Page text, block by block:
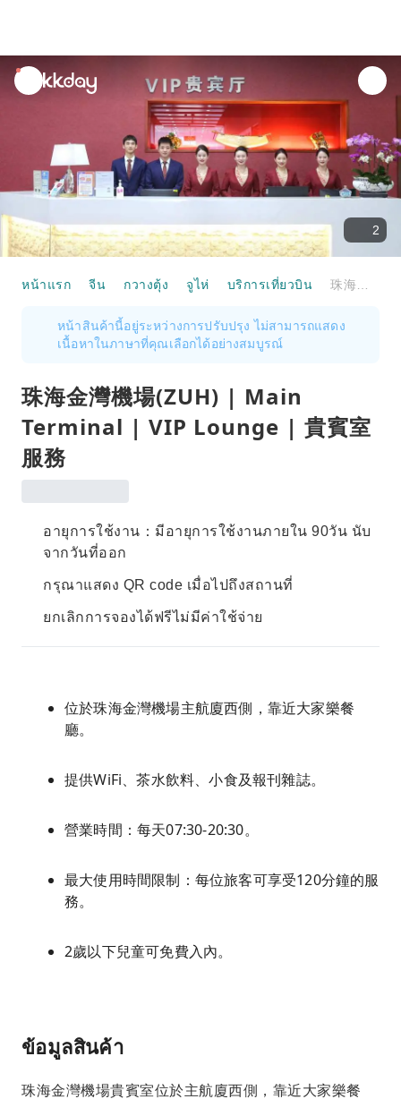
unread
notifications
2
หน้าแรก จีน กวางตุ้ง จูไห่ บริการเที่ยวบิน
หน้าสินค้านี้อยู่ระหว่างการปรับปรุง ไม่สามารถแสดง
เนื้อหาในภาษาที่คุณเลือกได้อย่างสมบูรณ์
珠海金灣機場(ZUH) | Main
Terminal | VIP Lounge | 貴賓室
服務
อายุการใช้งาน：มีอายุการใช้งานภายใน 90วัน นับ
จากวันที่ออก
กรุณาแสดง QR code เมื่อไปถึงสถานที่
ยกเลิกการจองได้ฟรีไม่มีค่าใช้จ่าย
位於珠海金灣機場主航廈西側，靠近大家樂餐
廳。
提供WiFi、茶水飲料、小食及報刊雜誌。
營業時間：每天07:30-20:30。
最大使用時間限制：每位旅客可享受120分鐘的服
務。
2歲以下兒童可免費入內。
ข้อมูลสินค้า
珠海金灣機場貴賓室位於主航廈西側，靠近大家樂餐